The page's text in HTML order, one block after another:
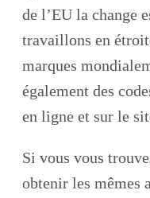
de l’EU la change
travaillons en
marques
également des
en ligne et sur le
Si vous vous
obtenir les mêmes